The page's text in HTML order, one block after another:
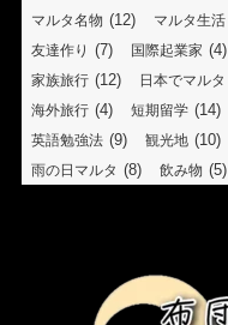
マルタ名物 (12) マルタ生活
友達作り (7) 国際起業家 (4)
家族旅行 (12) 日本でマルタ
海外旅行 (4) 短期留学 (14)
英語勉強法 (9) 観光地 (10)
雨の日マルタ (8) 飲み物 (5)